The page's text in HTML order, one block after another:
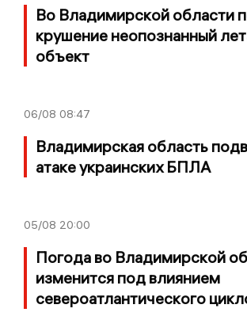
Во Владимирской области
крушение неопознанный
объект
06/08 08:47
Владимирская область
атаке украинских БПЛА
05/08 20:00
Погода во Владимирской
изменится под влиянием
североатлантического